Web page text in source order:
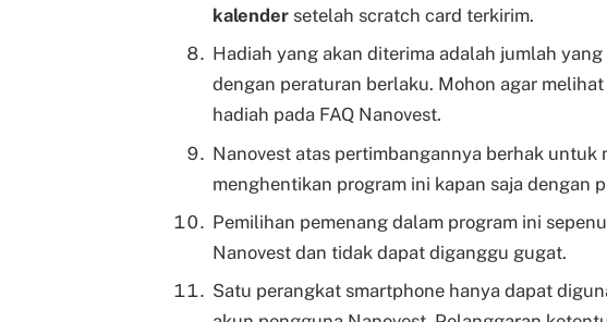
kalender setelah scratch card terkirim.
Hadiah yang akan diterima adalah jumlah yang
dengan peraturan berlaku. Mohon agar
hadiah pada FAQ Nanovest.
Nanovest atas pertimbangannya berhak untuk
menghentikan program ini kapan saja dengan
Pemilihan pemenang dalam program ini
Nanovest dan tidak dapat diganggu gugat.
Satu perangkat smartphone hanya dapat